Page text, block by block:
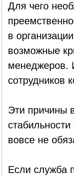
Для чего
в
возможные
менеджеров.
сотрудников
Эти причины
вовсе не
Если служба